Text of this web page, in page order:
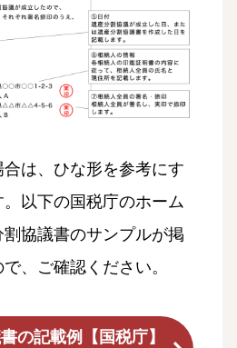
は、ひな形を参考にす
以下の国税庁のホーム
協議書のサンプルが掲
、ご確認ください。
の記載例【国税庁】